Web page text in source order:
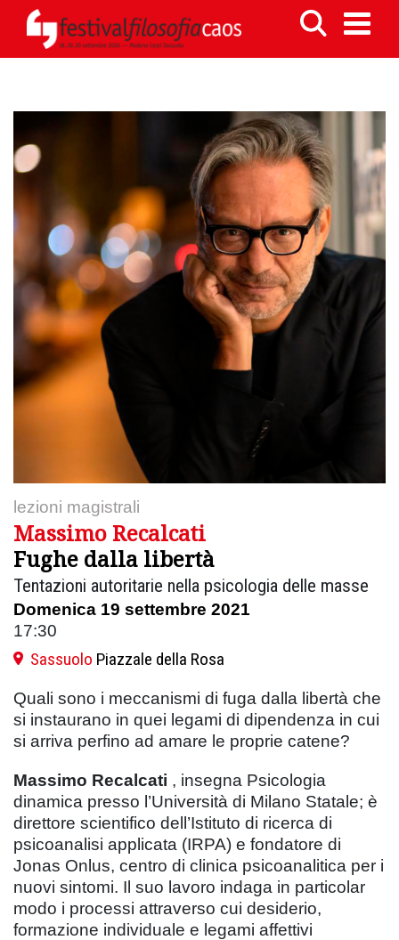
lezioni magistrali
Massimo Recalcati
Fughe dalla libertà
Tentazioni autoritarie nella psicologia delle masse
Domenica 19 settembre 2021
17:30
Sassuolo Piazzale della Rosa
Quali sono i meccanismi di fuga dalla libertà che
si instaurano in quei legami di dipendenza in cui
si arriva perfino ad amare le proprie catene?
Massimo Recalcati , insegna Psicologia
dinamica presso l’Università di Milano Statale; è
direttore scientifico dell’Istituto di ricerca di
psicoanalisi applicata (IRPA) e fondatore di
Jonas Onlus, centro di clinica psicoanalitica per i
nuovi sintomi. Il suo lavoro indaga in particolar
modo i processi attraverso cui desiderio,
formazione individuale e legami affettivi